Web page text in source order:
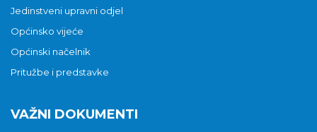
Jedinstveni upravni odjel
Općinsko vijeće
Općinski načelnik
Pritužbe i predstavke
VAŽNI DOKUMENTI